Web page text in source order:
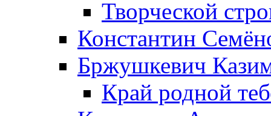
Творческой
Константин
Бржушкевич
Край родной